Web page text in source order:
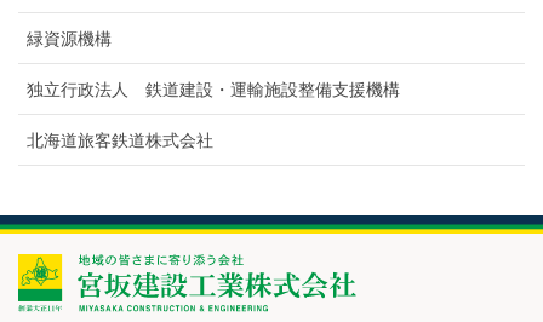
緑資源機構
独立行政法人 鉄道建設・運輸施設整備支援機構
北海道旅客鉄道株式会社